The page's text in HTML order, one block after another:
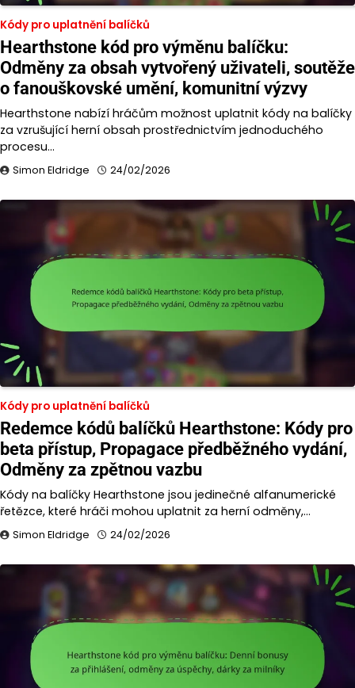
Kódy pro uplatnění balíčků
Hearthstone kód pro výměnu balíčku:
Odměny za obsah vytvořený uživateli, soutěže
o fanouškovské umění, komunitní výzvy
Hearthstone nabízí hráčům možnost uplatnit kódy na balíčky
za vzrušující herní obsah prostřednictvím jednoduchého
procesu…
Simon Eldridge 24/02/2026
Kódy pro uplatnění balíčků
Redemce kódů balíčků Hearthstone: Kódy pro
beta přístup, Propagace předběžného vydání,
Odměny za zpětnou vazbu
Kódy na balíčky Hearthstone jsou jedinečné alfanumerické
řetězce, které hráči mohou uplatnit za herní odměny,…
Simon Eldridge 24/02/2026